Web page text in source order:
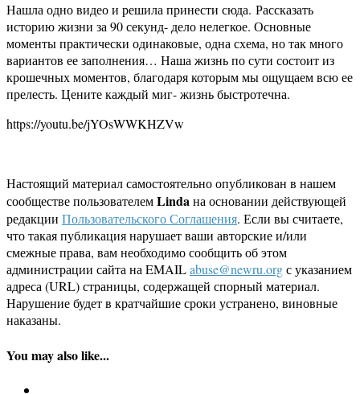
Нашла одно видео и решила принести сюда. Рассказать
историю жизни за 90 секунд- дело нелегкое. Основные
моменты практически одинаковые, одна схема, но так много
вариантов ее заполнения… Наша жизнь по сути состоит из
крошечных моментов, благодаря которым мы ощущаем всю ее
прелесть. Цените каждый миг- жизнь быстротечна.
https://youtu.be/jYOsWWKHZVw
Настоящий материал самостоятельно опубликован в нашем
сообществе пользователемLindaна основании действующей
редакции Пользовательского Соглашения. Если вы считаете,
что такая публикация нарушает ваши авторские и/или
смежные права, вам необходимо сообщить об этом
администрации сайта на EMAILabuse@newru.orgс указанием
адреса (URL) страницы, содержащей спорный материал.
Нарушение будет в кратчайшие сроки устранено, виновные
наказаны.
You may also like...